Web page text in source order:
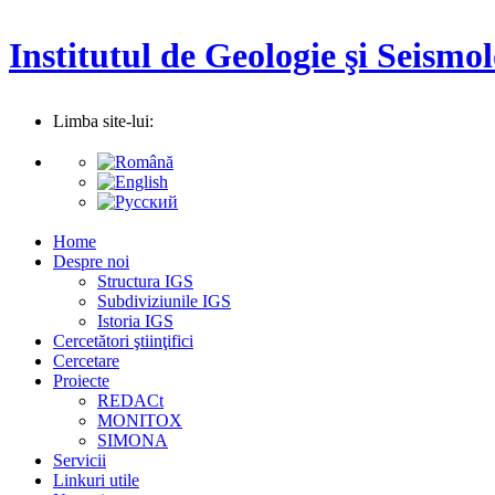
Institutul de Geologie şi
Limba site-lui:
Home
Despre noi
Structura IGS
Subdiviziunile IGS
Istoria IGS
Cercetători ştiinţifici
Cercetare
Proiecte
REDACt
MONITOX
SIMONA
Servicii
Linkuri utile